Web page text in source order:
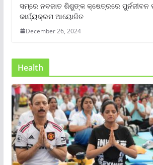
ସମ୍‌ରେ ନବଜାତ ଶିଶୁଙ୍କ କ୍ଷେତ୍ରରେ
କାର୍ଯ୍ୟକ୍ରମ ଆୟୋଜିତ
December 26, 2024
Health